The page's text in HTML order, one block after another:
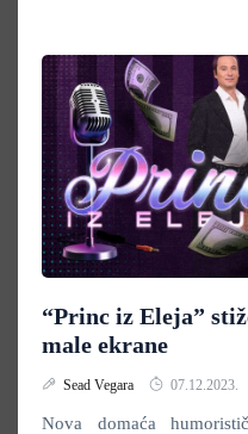
“Princ iz Eleja”
male ekrane
Sead Vegara 07.12.2023.
Nova domaća